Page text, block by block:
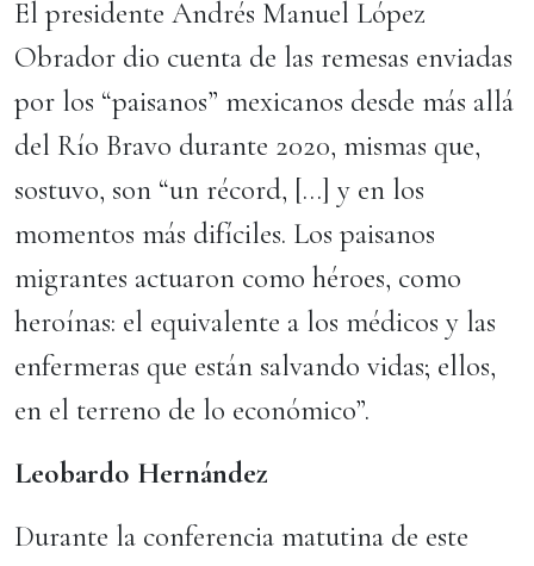
El presidente Andrés Manuel López
Obrador dio cuenta de las remesas enviadas
por los “paisanos” mexicanos desde más allá
del Río Bravo durante 2020, mismas que,
sostuvo, son “un récord, […] y en los
momentos más difíciles. Los paisanos
migrantes actuaron como héroes, como
heroínas: el equivalente a los médicos y las
enfermeras que están salvando vidas; ellos,
en el terreno de lo económico”.
Leobardo Hernández
Durante la conferencia matutina de este